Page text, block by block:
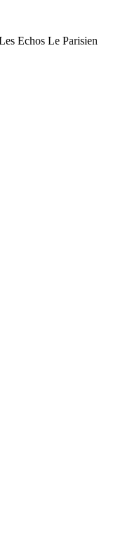
Echos Le Parisien